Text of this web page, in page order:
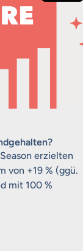
erzielten
von +19 % (ggü.
mit 100 %